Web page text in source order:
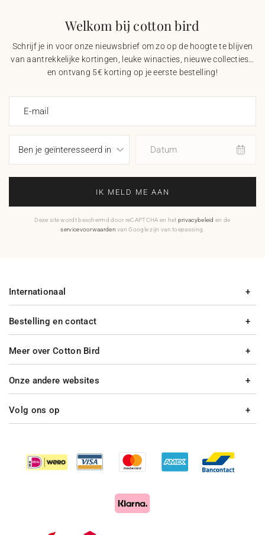
Welkom bij cotton bird
Schrijf je in voor onze nieuwsbrief om zo op de hoogte te blijven
van aantrekkelijke kortingen, leuke winacties, nieuwe collecties…
en ontvang 5€ korting op je eerste bestelling!
E-mail
Datum
IK MELD ME AAN
Deze site wordt beschermd door reCAPTCHA en het privacybeleid en de
servicevoorwaarden van Google zijn van toepassing.
Bestelling en contact
Meer over Cotton Bird
Internationaal
Onze andere websites
Volg ons op